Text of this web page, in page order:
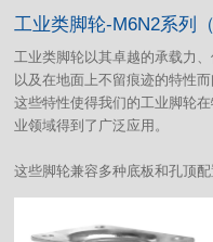
工业类脚轮-M6N2系列
工业类脚轮以其卓越的承载力
以及在地面上不留痕迹的特性而
这些特性使得我们的工业脚轮
业领域得到了广泛应用。
这些脚轮兼容多种底板和孔顶